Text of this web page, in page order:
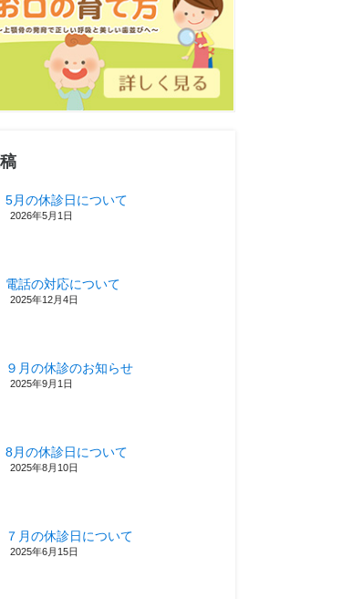
5月の休診日について
2026年5月1日
電話の対応について
2025年12月4日
９月の休診のお知らせ
2025年9月1日
8月の休診日について
2025年8月10日
７月の休診日について
2025年6月15日